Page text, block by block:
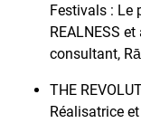
Festivals : Le
REALNESS
consultant,
THE
Réalisatrice